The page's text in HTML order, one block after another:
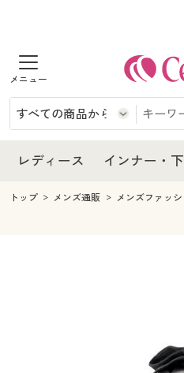
商品を探す
レディース
レディースファッション
インナー・下着
インナー・下着通販すべて
メンズ
レディース インナー・
レディース
レディース通販すべて
レディースファッション
インナー・下着
インナー・下着通販すべて
メンズ
美容・健康・サプリメント
トップ メンズ通販 メンズファッ